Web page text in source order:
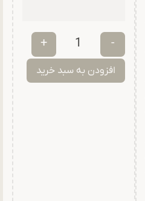
-
+
افزودن به سبد خرید